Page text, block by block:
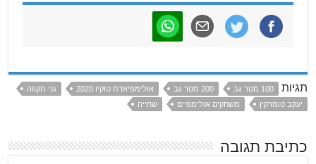
תגיות 100 מטר גב 200 מטר גב אולימפיאדת טוקיו 2020
גני תקווה
יעקב טומרקין
משחקים אולימפיים שחייה
כתיבת תגובה